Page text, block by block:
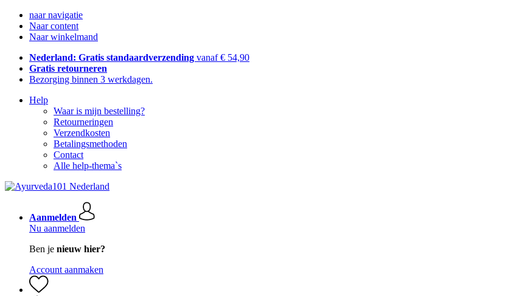
naar navigatie
Naar content
Naar winkelmand
Nederland: Gratis standaardverzending vanaf € 54,90
Gratis retourneren
Bezorging binnen 3 werkdagen.
Help
Waar is mijn bestelling?
Retourneringen
Verzendkosten
Betalingsmethoden
Contact
Alle help-thema`s
Aanmelden
Nu aanmelden
Ben je nieuw hier?
Account aanmaken